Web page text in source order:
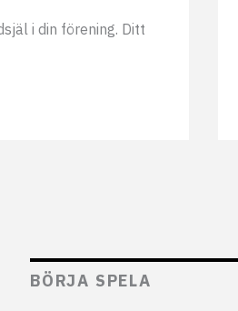
i din förening. Ditt
BÖRJA SPELA